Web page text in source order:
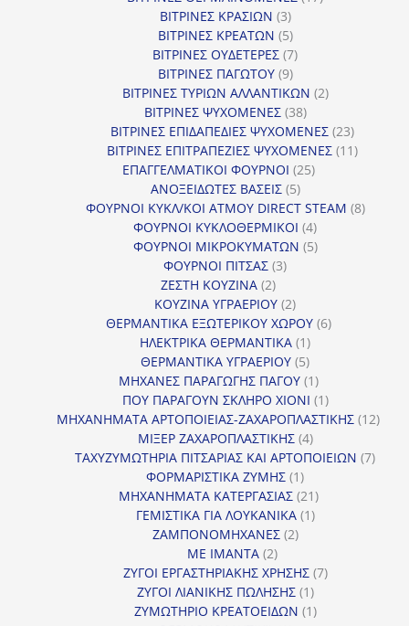
ΒΙΤΡΙΝΕΣ ΚΡΑΣΙΩΝ 33
προϊόντα
ΒΙΤΡΙΝΕΣ ΚΡΕΑΤΩΝ 55
προϊόντα
ΒΙΤΡΙΝΕΣ ΟΥΔΕΤΕΡΕΣ 77
ΒΙΤΡΙΝΕΣ ΠΑΓΩΤΟΥ 99
προϊόντα
ΒΙΤΡΙΝΕΣ ΤΥΡΙΩΝ ΑΛΛΑΝΤΙΚΩΝ 22
ΒΙΤΡΙΝΕΣ ΨΥΧΟΜΕΝΕΣ 3838
προϊόντα
ΒΙΤΡΙΝΕΣ ΕΠΙΔΑΠΕΔΙΕΣ ΨΥΧΟΜΕΝΕΣ 2323
προϊόντα
ΒΙΤΡΙΝΕΣ ΕΠΙΤΡΑΠΕΖΙΕΣ ΨΥΧΟΜΕΝΕΣ 1111
ΕΠΑΓΓΕΛΜΑΤΙΚΟΙ ΦΟΥΡΝΟΙ 2525
ΑΝΟΞΕΙΔΩΤΕΣ ΒΑΣΕΙΣ 55
προϊόντα
ΦΟΥΡΝΟΙ ΚΥΚΛ/ΚΟΙ ΑΤΜΟΥ DIRECT STEAM 88
ΦΟΥΡΝΟΙ ΚΥΚΛΟΘΕΡΜΙΚΟΙ 44
προϊόντα
ΦΟΥΡΝΟΙ ΜΙΚΡΟΚΥΜΑΤΩΝ 55
ΦΟΥΡΝΟΙ ΠΙΤΣΑΣ 33
ΖΕΣΤΗ ΚΟΥΖΙΝΑ 22
προϊόντα
ΚΟΥΖΙΝΑ ΥΓΡΑΕΡΙΟΥ 22
προϊόντα
ΘΕΡΜΑΝΤΙΚΑ ΕΞΩΤΕΡΙΚΟΥ ΧΩΡΟΥ 66
ΗΛΕΚΤΡΙΚΑ ΘΕΡΜΑΝΤΙΚΑ 11
προϊόν
ΘΕΡΜΑΝΤΙΚΑ ΥΓΡΑΕΡΙΟΥ 55
προϊόντα
ΜΗΧΑΝΕΣ ΠΑΡΑΓΩΓΗΣ ΠΑΓΟΥ 11
προϊόν
ΠΟΥ ΠΑΡΑΓΟΥΝ ΣΚΛΗΡΟ ΧΙΟΝΙ 11
προϊόν
ΜΗΧΑΝΗΜΑΤΑ ΑΡΤΟΠΟΙΕΙΑΣ-ΖΑΧΑΡΟΠΛΑΣΤΙΚΗΣ 1212
ΜΙΞΕΡ ΖΑΧΑΡΟΠΛΑΣΤΙΚΗΣ 44
προϊόντα
ΤΑΧΥΖΥΜΩΤΗΡΙΑ ΠΙΤΣΑΡΙΑΣ ΚΑΙ ΑΡΤΟΠΟΙΕΙΩΝ 77
ΦΟΡΜΑΡΙΣΤΙΚΑ ΖΥΜΗΣ 11
προϊόν
ΜΗΧΑΝΗΜΑΤΑ ΚΑΤΕΡΓΑΣΙΑΣ 2121
προϊόντα
ΓΕΜΙΣΤΙΚΑ ΓΙΑ ΛΟΥΚΑΝΙΚΑ 11
ΖΑΜΠΟΝΟΜΗΧΑΝΕΣ 22
ΜΕ ΙΜΑΝΤΑ 22
προϊόντα
ΖΥΓΟΙ ΕΡΓΑΣΤΗΡΙΑΚΗΣ ΧΡΗΣΗΣ 77
ΖΥΓΟΙ ΛΙΑΝΙΚΗΣ ΠΩΛΗΣΗΣ 11
προϊόν
ΖΥΜΩΤΗΡΙΟ ΚΡΕΑΤΟΕΙΔΩΝ 11